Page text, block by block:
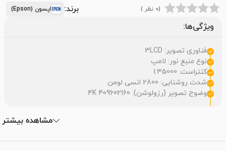
(0 نظر ) برند: اپسون (Epson)
ویژگی‌ها:
فناوری تصویر: 3LCD
نوع منبع نور: لامپ
کنتراست: 1:35000
شدت روشنایی: 2800 انسی لومن
وضوح تصویر (رزولوشن): 2160×4096 4K
مشاهده بیشتر